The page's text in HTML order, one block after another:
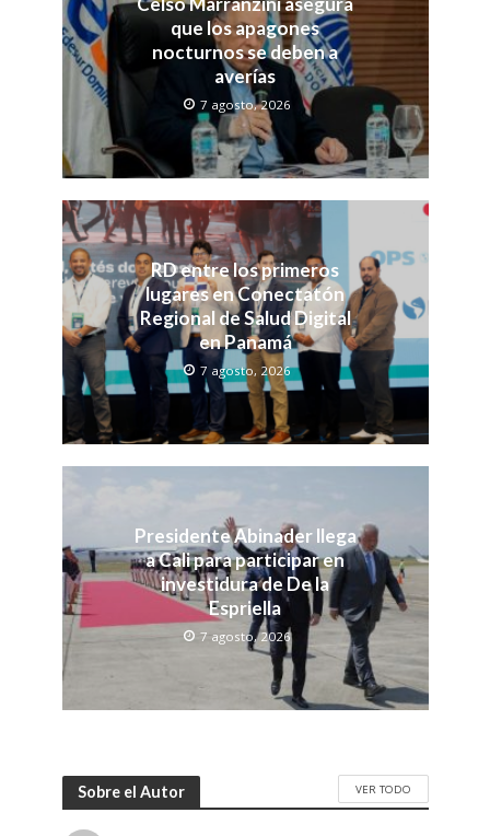
que los apagones
nocturnos se deben a
averías
7 agosto, 2026
RD entre los primeros
lugares en Conectatón
Regional de Salud Digital
en Panamá
7 agosto, 2026
Presidente Abinader llega
a Cali para participar en
investidura de De la
Espriella
7 agosto, 2026
Sobre el Autor VER TODO